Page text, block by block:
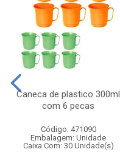
Caneca de plastico 300ml
com 6 pecas
Código: 471090
Embalagem: Unidade
Caixa Com: 30 Unidade(s)